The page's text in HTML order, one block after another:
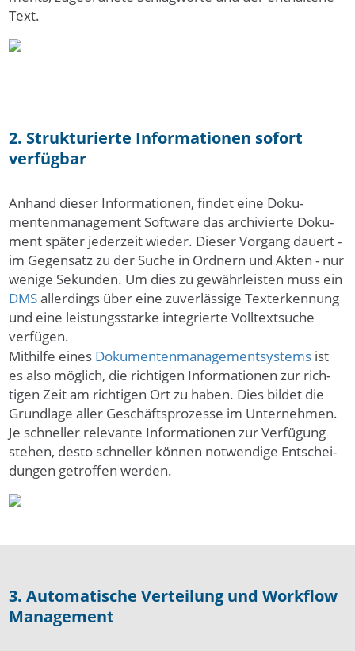
Text.
2. Strukturierte Informationen sofort
verfügbar
An­hand die­ser Infor­mationen, fin­det eine Doku­
mentenmanage­ment Soft­ware das archi­vierte Doku­
ment spä­ter jeder­zeit wie­der. Die­ser Vor­gang dau­ert -
im Ge­gen­satz zu der Su­che in Ord­nern und Ak­ten - nur
wenige Sekun­den. Um dies zu gewährleisten muss ein
DMSallerdings über eine zuverlässige Texterkennung
und eine leis­tungs­starke integrierte Volltextsuche
verfügen.
Mit­hilfe eines Dokumenten­manage­ment­systems ist
es also mög­lich, die rich­tigen Infor­mati­onen zur rich­
tigen Zeit am rich­tigen Ort zu ha­ben. Dies bildet die
Grundlage aller Geschäfts­prozesse im Unternehmen.
Je schnel­ler rele­vante Infor­matio­nen zur Ver­fügung
ste­hen, des­to schnel­ler kön­nen notwendige Ent­schei­
dungen ge­trof­fen wer­den.
3. Automatische Verteilung und Workflow
Management